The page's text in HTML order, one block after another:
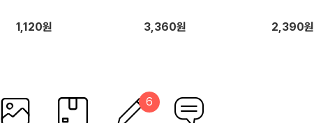
1,120원 3,360원 2,390원
6